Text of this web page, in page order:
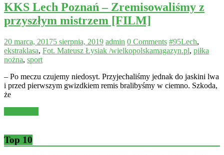
KKS Lech Poznań – Zremisowaliśmy z
przyszłym mistrzem [FILM]
20 marca, 20175 sierpnia, 2019 admin 0 Comments #95Lech,
ekstraklasa, Fot. Mateusz Łysiak /wielkopolskamagazyn.pl, piłka
nożna, sport
– Po meczu czujemy niedosyt. Przyjechaliśmy jednak do jaskini lwa
i przed pierwszym gwizdkiem remis bralibyśmy w ciemno. Szkoda,
że
Top 10